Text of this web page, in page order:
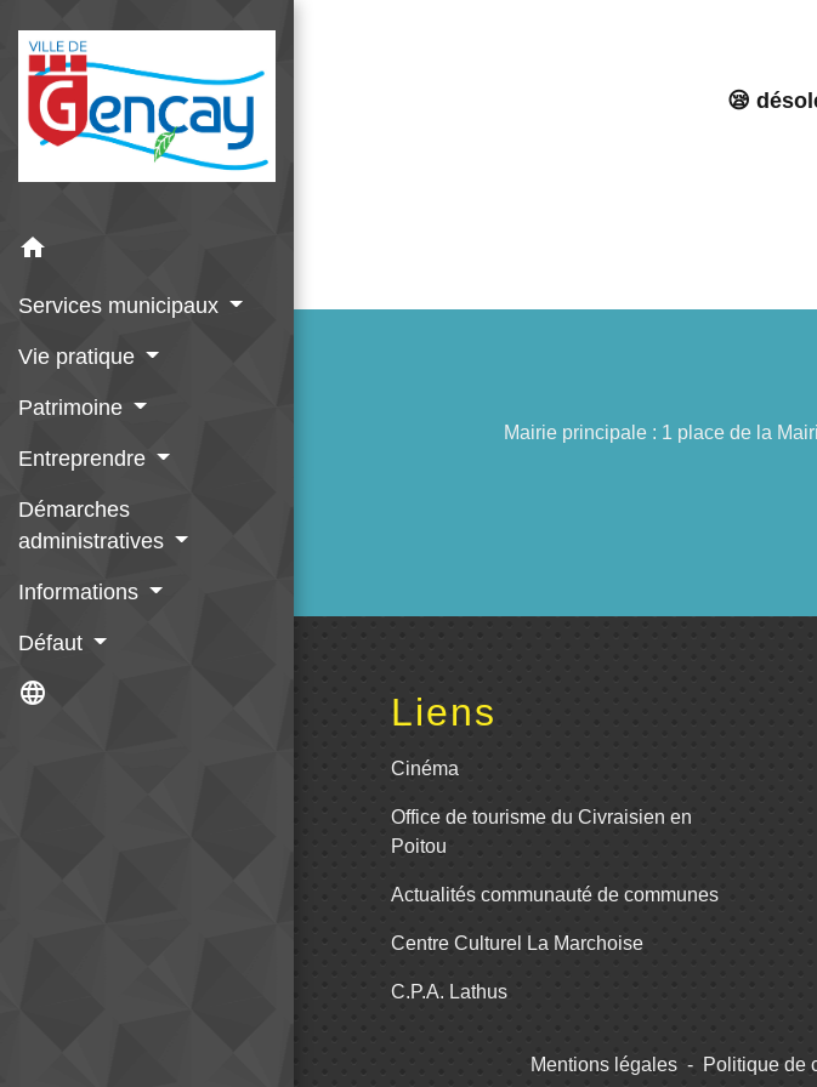
home
Services municipaux
Vie pratique
Patrimoine
Entreprendre
Démarches
administratives
Informations
Défaut
language
😪
Mairie principale : 1 place de la
Liens
Cinéma
Office de tourisme du Civraisien en
Poitou
Actualités communauté de communes
Centre Culturel La Marchoise
C.P.A. Lathus
Mentions légales - Politique de